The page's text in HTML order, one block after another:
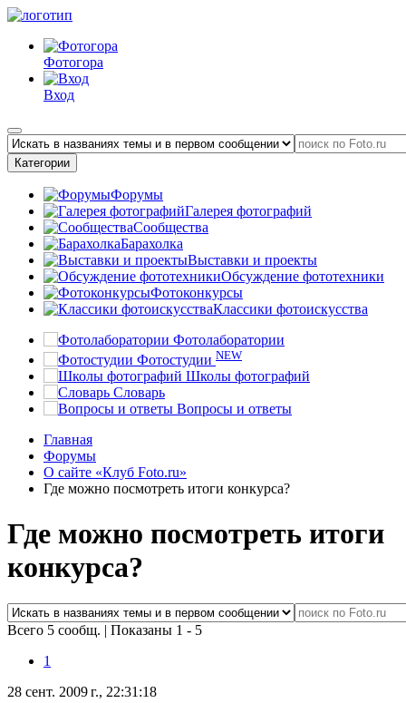
Фотогора
Вход
Категории
Форумы
Галерея фотографий
Сообщества
Барахолка
Выставки и проекты
Обсуждение фототехники
Фотоконкурсы
Классики фотоискусства
Фотолаборатории
Фотостудии NEW
Школы фотографий
Словарь
Вопросы и ответы
Главная
Форумы
О сайте «Клуб Foto.ru»
Где можно посмотреть итоги конкурса?
Где можно посмотреть итоги
конкурса?
Всего 5 сообщ. | Показаны 1 - 5
1
28 сент. 2009 г., 22:31:18